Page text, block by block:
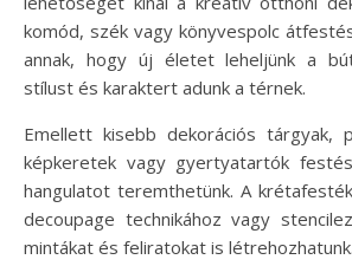
komód, szék vagy könyvespolc
annak, hogy új életet leheljünk a
stílust és karaktert adunk a térnek.
Emellett kisebb dekorációs tárgyak,
képkeretek vagy gyertyatartók
hangulatot teremthetünk. A
decoupage technikához vagy
mintákat és feliratokat is létrehozhatunk.